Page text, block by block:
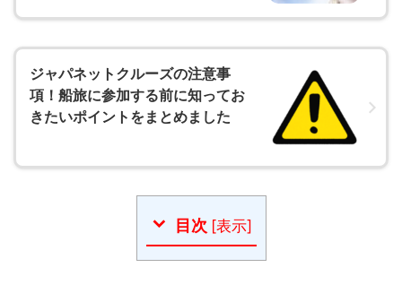
ジャパネットクルーズの注意事
項！船旅に参加する前に知ってお
きたいポイントをまとめました
目次 [表示]